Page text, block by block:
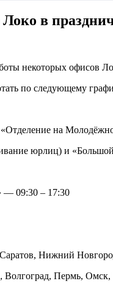
в
некоторых офисов
по следующему
на
юрлиц) и
— 09:30 – 17:30
Нижний
Волгоград, Пермь,